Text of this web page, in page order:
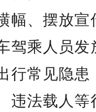
幅、摆放
驾乘人员
行常见隐
违法载人